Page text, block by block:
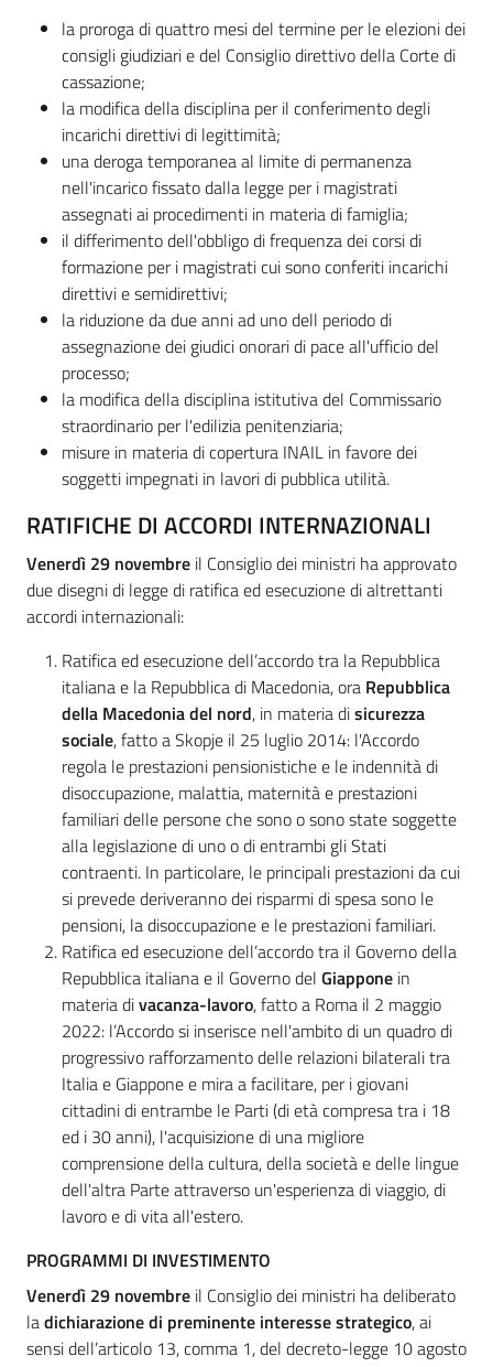
la proroga di quattro mesi del termine per le elezioni dei
consigli giudiziari e del Consiglio direttivo della Corte di
cassazione;
la modifica della disciplina per il conferimento degli
incarichi direttivi di legittimità;
una deroga temporanea al limite di permanenza
nell'incarico fissato dalla legge per i magistrati
assegnati ai procedimenti in materia di famiglia;
il differimento dell'obbligo di frequenza dei corsi di
formazione per i magistrati cui sono conferiti incarichi
direttivi e semidirettivi;
la riduzione da due anni ad uno dell periodo di
assegnazione dei giudici onorari di pace all'ufficio del
processo;
la modifica della disciplina istitutiva del Commissario
straordinario per l'edilizia penitenziaria;
misure in materia di copertura INAIL in favore dei
soggetti impegnati in lavori di pubblica utilità.
RATIFICHE DI ACCORDI INTERNAZIONALI
Venerdì 29 novembre il Consiglio dei ministri ha approvato
due disegni di legge di ratifica ed esecuzione di altrettanti
accordi internazionali:
Ratifica ed esecuzione dell’accordo tra la Repubblica
italiana e la Repubblica di Macedonia, ora Repubblica
della Macedonia del nord, in materia disicurezza
sociale, fatto a Skopje il 25 luglio 2014: l'Accordo
regola le prestazioni pensionistiche e le indennità di
disoccupazione, malattia, maternità e prestazioni
familiari delle persone che sono o sono state soggette
alla legislazione di uno o di entrambi gli Stati
contraenti. In particolare, le principali prestazioni da cui
si prevede deriveranno dei risparmi di spesa sono le
pensioni, la disoccupazione e le prestazioni familiari.
Ratifica ed esecuzione dell’accordo tra il Governo della
Repubblica italiana e il Governo del Giappone in
materia divacanza-lavoro, fatto a Roma il 2 maggio
2022: l’Accordo si inserisce nell'ambito di un quadro di
progressivo rafforzamento delle relazioni bilaterali tra
Italia e Giappone e mira a facilitare, per i giovani
cittadini di entrambe le Parti (di età compresa tra i 18
ed i 30 anni), l'acquisizione di una migliore
comprensione della cultura, della società e delle lingue
dell'altra Parte attraverso un'esperienza di viaggio, di
lavoro e di vita all'estero.
PROGRAMMI DI INVESTIMENTO
Venerdì 29 novembre il Consiglio dei ministri ha deliberato
ladichiarazione di preminente interesse strategico, ai
sensi dell’articolo 13, comma 1, del decreto-legge 10 agosto